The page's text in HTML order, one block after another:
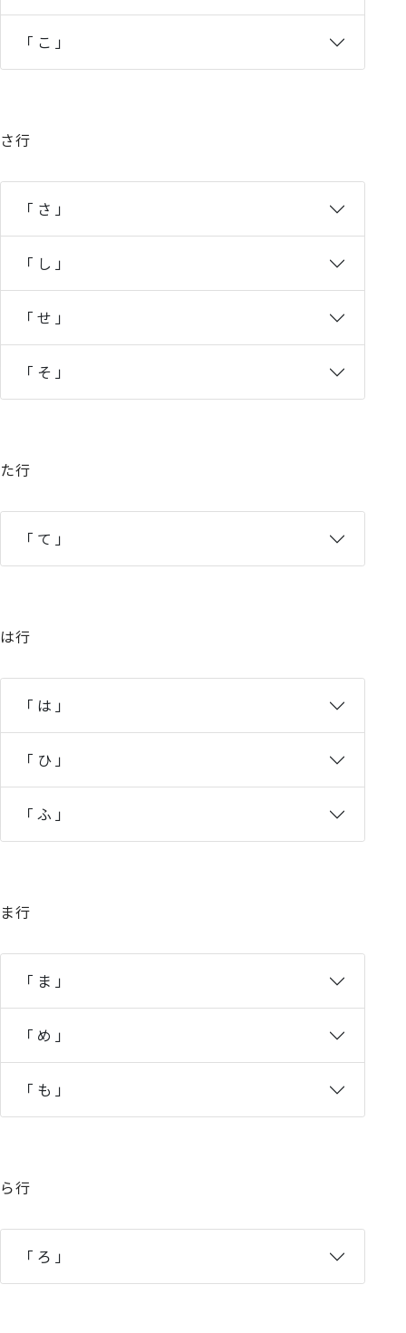
「 こ 」
さ行
「 さ 」
「 し 」
「 せ 」
「 そ 」
た行
「 て 」
は行
「 は 」
「 ひ 」
「 ふ 」
ま行
「 ま 」
「 め 」
「 も 」
ら行
「 ろ 」